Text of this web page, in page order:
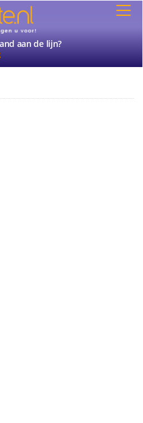
aan de lijn?